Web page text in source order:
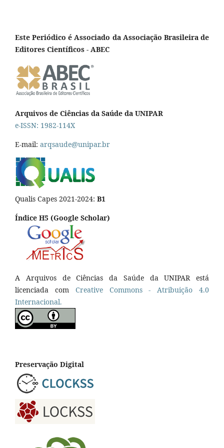
Este Periódico é Associado da Associação Brasileira de
Editores Científicos - ABEC
Arquivos de Ciências da Saúde da UNIPAR
e-ISSN: 1982-114X
E-mail: arqsaude@unipar.br
Qualis Capes 2021-2024: B1
Índice H5 (Google Scholar)
A Arquivos de Ciências da Saúde da UNIPAR está
licenciada com Creative Commons - Atribuição 4.0
Internacional.
Preservação Digital